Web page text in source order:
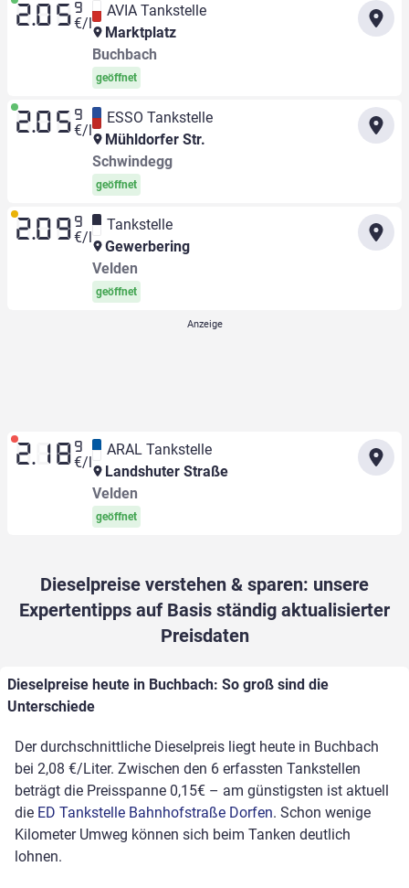
2.05 9
€/l
AVIA Tankstelle
Marktplatz
Buchbach
geöffnet
2.05 9
€/l
ESSO Tankstelle
Mühldorfer Str.
Schwindegg
geöffnet
2.09 9
€/l
Tankstelle
Gewerbering
Velden
geöffnet
2.18 9
€/l
ARAL Tankstelle
Landshuter Straße
Velden
geöffnet
Dieselpreise verstehen & sparen: unsere
Expertentipps auf Basis ständig aktualisierter
Preisdaten
Dieselpreise heute in Buchbach: So groß sind die
Unterschiede
Der durchschnittliche Dieselpreis liegt heute in Buchbach
bei 2,08 €/Liter. Zwischen den 6 erfassten Tankstellen
beträgt die Preisspanne 0,15€ – am günstigsten ist aktuell
die ED Tankstelle Bahnhofstraße Dorfen. Schon wenige
Kilometer Umweg können sich beim Tanken deutlich
lohnen.